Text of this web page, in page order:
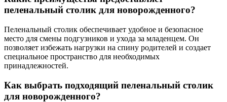
пеленальный столик для новорожденного?
Пеленальный столик обеспечивает удобное и безопасное
место для смены подгузников и ухода за младенцем. Он
позволяет избежать нагрузки на спину родителей и создает
специальное пространство для необходимых
принадлежностей.
Как выбрать подходящий пеленальный столик
для новорожденного?